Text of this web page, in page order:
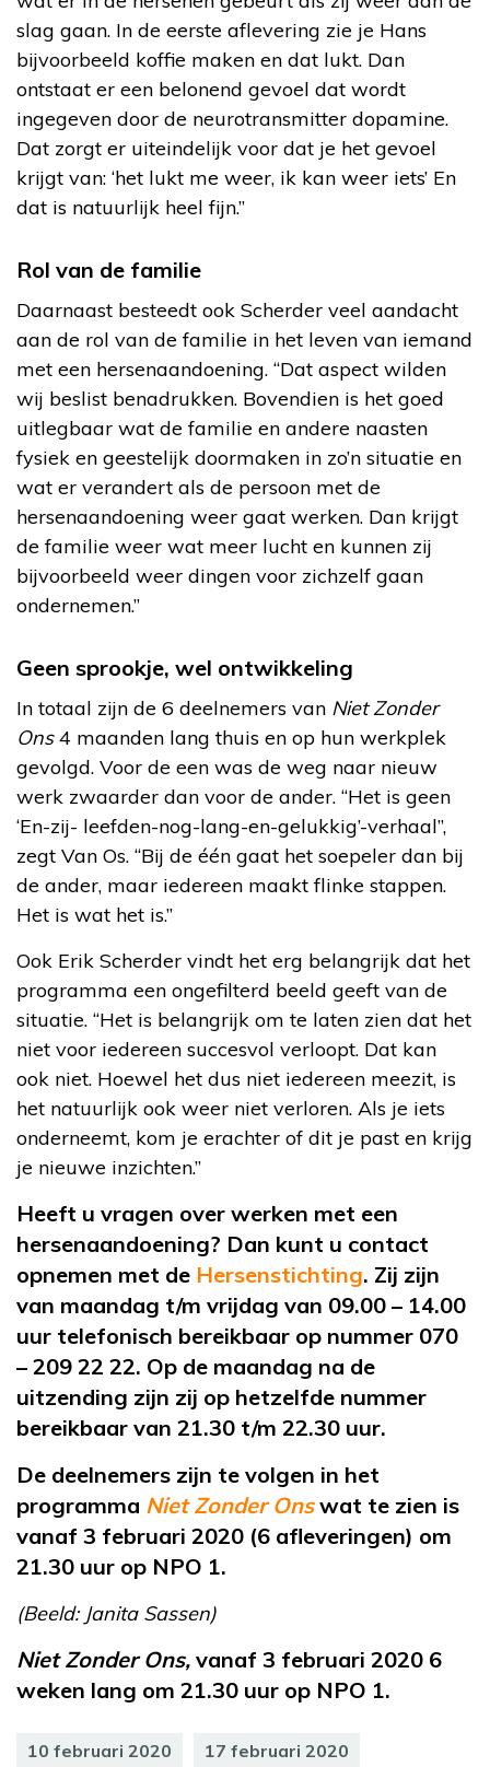
slag gaan. In de eerste aflevering zie je Hans
bijvoorbeeld koffie maken en dat lukt. Dan
ontstaat er een belonend gevoel dat wordt
ingegeven door de neurotransmitter dopamine.
Dat zorgt er uiteindelijk voor dat je het gevoel
krijgt van: ‘het lukt me weer, ik kan weer iets’ En
dat is natuurlijk heel fijn.”
Rol van de familie
Daarnaast besteedt ook Scherder veel aandacht
aan de rol van de familie in het leven van iemand
met een hersenaandoening. “Dat aspect wilden
wij beslist benadrukken. Bovendien is het goed
uitlegbaar wat de familie en andere naasten
fysiek en geestelijk doormaken in zo’n situatie en
wat er verandert als de persoon met de
hersenaandoening weer gaat werken. Dan krijgt
de familie weer wat meer lucht en kunnen zij
bijvoorbeeld weer dingen voor zichzelf gaan
ondernemen.”
Geen sprookje, wel ontwikkeling
In totaal zijn de 6 deelnemers van Niet Zonder
Ons4 maanden lang thuis en op hun werkplek
gevolgd. Voor de een was de weg naar nieuw
werk zwaarder dan voor de ander. “Het is geen
‘En-zij- leefden-nog-lang-en-gelukkig’-verhaal”,
zegt Van Os. “Bij de één gaat het soepeler dan bij
de ander, maar iedereen maakt flinke stappen.
Het is wat het is.”
Ook Erik Scherder vindt het erg belangrijk dat het
programma een ongefilterd beeld geeft van de
situatie. “Het is belangrijk om te laten zien dat het
niet voor iedereen succesvol verloopt. Dat kan
ook niet. Hoewel het dus niet iedereen meezit, is
het natuurlijk ook weer niet verloren. Als je iets
onderneemt, kom je erachter of dit je past en krijg
je nieuwe inzichten.”
Heeft u vragen over werken met een
hersenaandoening? Dan kunt u contact
opnemen met de Hersenstichting. Zij zijn
van maandag t/m vrijdag van 09.00 – 14.00
uur telefonisch bereikbaar op nummer 070
– 209 22 22. Op de maandag na de
uitzending zijn zij op hetzelfde nummer
bereikbaar van 21.30 t/m 22.30 uur.
De deelnemers zijn te volgen in het
programma Niet Zonder Onswat te zien is
vanaf 3 februari 2020 (6 afleveringen) om
21.30 uur op NPO 1.
(Beeld: Janita Sassen)
Niet Zonder Ons, vanaf 3 februari 2020 6
weken lang om 21.30 uur op NPO 1.
10 februari 2020 17 februari 2020